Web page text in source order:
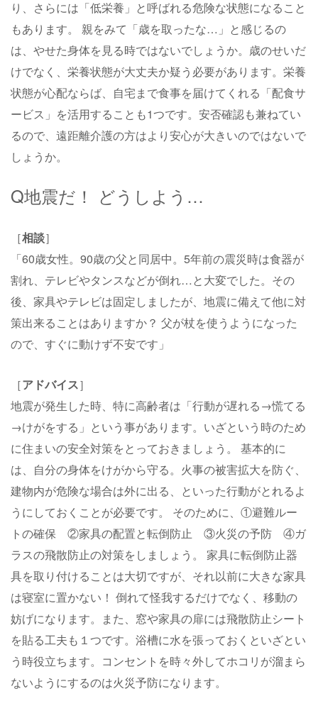
り、さらには「低栄養」と呼ばれる危険な状態になること
もあります。 親をみて「歳を取ったな…」と感じるの
は、やせた身体を見る時ではないでしょうか。歳のせいだ
けでなく、栄養状態が大丈夫か疑う必要があります。栄養
状態が心配ならば、自宅まで食事を届けてくれる「配食サ
ービス」を活用することも1つです。安否確認も兼ねてい
るので、遠距離介護の方はより安心が大きいのではないで
しょうか。
Q地震だ！ どうしよう…
［相談］
「60歳女性。90歳の父と同居中。5年前の震災時は食器が
割れ、テレビやタンスなどが倒れ…と大変でした。その
後、家具やテレビは固定しましたが、地震に備えて他に対
策出来ることはありますか？ 父が杖を使うようになった
ので、すぐに動けず不安です」
［アドバイス］
地震が発生した時、特に高齢者は「行動が遅れる→慌てる
→けがをする」という事があります。いざという時のため
に住まいの安全対策をとっておきましょう。 基本的に
は、自分の身体をけがから守る。火事の被害拡大を防ぐ、
建物内が危険な場合は外に出る、といった行動がとれるよ
うにしておくことが必要です。 そのために、①避難ルー
トの確保 ②家具の配置と転倒防止 ③火災の予防 ④ガ
ラスの飛散防止の対策をしましょう。 家具に転倒防止器
具を取り付けることは大切ですが、それ以前に大きな家具
は寝室に置かない！ 倒れて怪我するだけでなく、移動の
妨げになります。また、窓や家具の扉には飛散防止シート
を貼る工夫も１つです。浴槽に水を張っておくといざとい
う時役立ちます。コンセントを時々外してホコリが溜まら
ないようにするのは火災予防になります。